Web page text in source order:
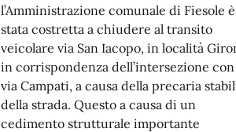
l’Amministrazione comunale di Fiesole è
stata costretta a chiudere al transito
veicolare via San Iacopo, in località
in corrispondenza dell’intersezione con
via Campati, a causa della precaria
della strada. Questo a causa di un
cedimento strutturale importante